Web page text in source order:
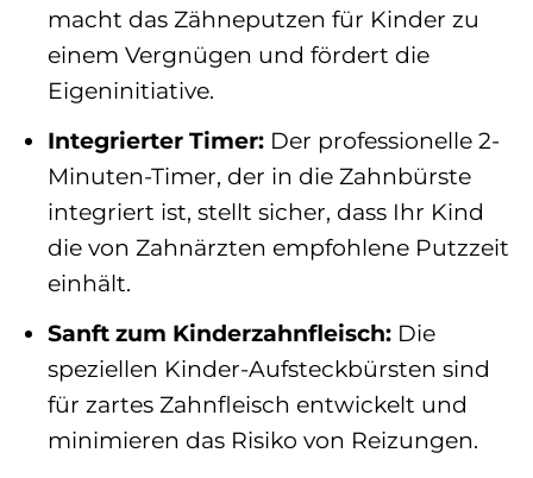
macht das Zähneputzen für Kinder zu
einem Vergnügen und fördert die
Eigeninitiative.
Integrierter Timer:Der professionelle 2-
Minuten-Timer, der in die Zahnbürste
integriert ist, stellt sicher, dass Ihr Kind
die von Zahnärzten empfohlene Putzzeit
einhält.
Sanft zum Kinderzahnfleisch:Die
speziellen Kinder-Aufsteckbürsten sind
für zartes Zahnfleisch entwickelt und
minimieren das Risiko von Reizungen.